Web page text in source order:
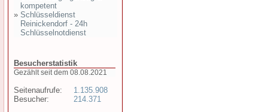
kompetent
» Schlüsseldienst
Reinickendorf - 24h
Schlüsselnotdienst
Besucherstatistik
Gezählt seit dem 08.08.2021
Seitenaufrufe:
Besucher:
1.135.908
214.371